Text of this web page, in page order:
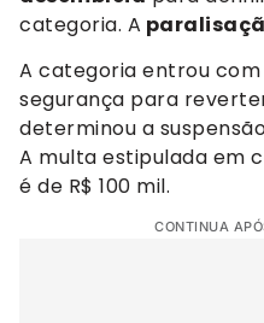
categoria. A
A categoria entrou
segurança para
determinou a
A multa estipulada em
é de R$ 100 mil.
CONTINUA